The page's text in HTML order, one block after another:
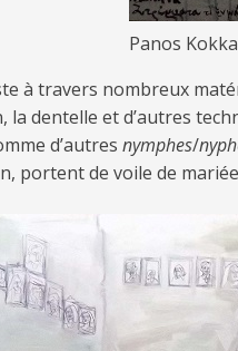
Panos
à travers nombreux
la dentelle et d’autres
d’autres nymphes/
portent de voile de